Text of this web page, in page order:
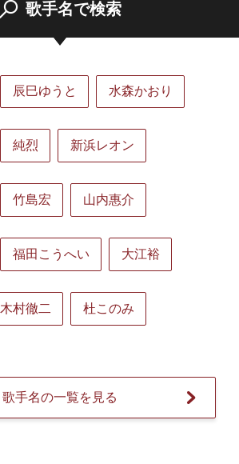
歌手名で検索
辰巳ゆうと 水森かおり
純烈 新浜レオン
竹島宏 山内惠介
福田こうへい 大江裕
木村徹二 杜このみ
歌手名の一覧を見る